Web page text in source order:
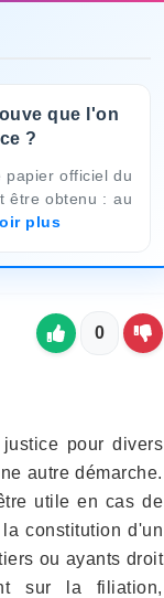
que l'on
?
papier officiel du
être obtenu : au
plus
0
pour divers
autre démarche.
utile en cas de
constitution d'un
ou ayants droit
sur la filiation,